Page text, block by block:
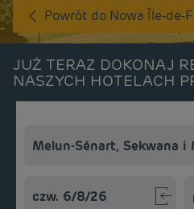
Powrót do Nowa Île-de-
JUŻ TERAZ DOKONAJ
NASZYCH HOTELACH